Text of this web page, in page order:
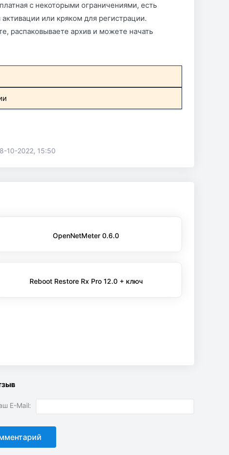
с некоторыми ограничениями, есть
или кряком для регистрации.
распаковываете архив и можете начать
10-2022, 15:50
OpenNetMeter 0.6.0
Reboot Restore Rx Pro 12.0 + ключ
E-Mail: